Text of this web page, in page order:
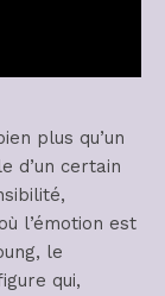
plus qu’un
d’un certain
l’émotion est
le
qui,